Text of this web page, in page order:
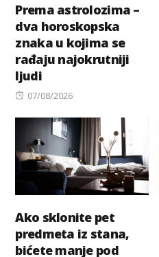
Prema astrolozima –
dva horoskopska
znaka u kojima se
rađaju najokrutniji
ljudi
Posted
07/08/2026
Ako sklonite pet
predmeta iz stana,
bićete manje pod